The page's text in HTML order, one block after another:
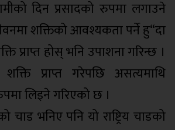
दिन प्रसादको रुपमा लगाउने
शक्तिको आवश्यकता पर्ने हु“दा
प्राप्त होस् भनि उपाशना गरिन्छ ।
शक्ति प्राप्त गरेपछि असत्यमाथि
लिइने गरिएको छ ।
चाड भनिए पनि यो राष्ट्रिय चाडको